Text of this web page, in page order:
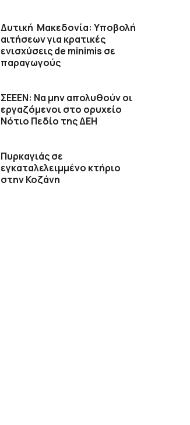
Δυτική Μακεδονία: Υποβολή
αιτήσεων για κρατικές
ενισχύσεις de minimis σε
παραγωγούς
ΣΕΕΕΝ: Να μην απολυθούν οι
εργαζόμενοι στο ορυχείο
Νότιο Πεδίο της ΔΕΗ
Πυρκαγιάς σε
εγκαταλελειμμένο κτήριο
στην Κοζάνη